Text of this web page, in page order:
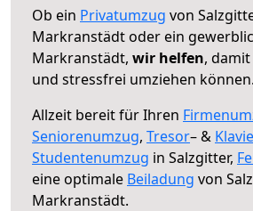
Ob ein Privatumzug von
Markranstädt oder ein
Markranstädt, wir helfen,
und stressfrei umziehen können.
Allzeit bereit für Ihren
Seniorenumzug, Tresor– &
Studentenumzug in Salzgitter,
eine optimale Beiladung von
Markranstädt.